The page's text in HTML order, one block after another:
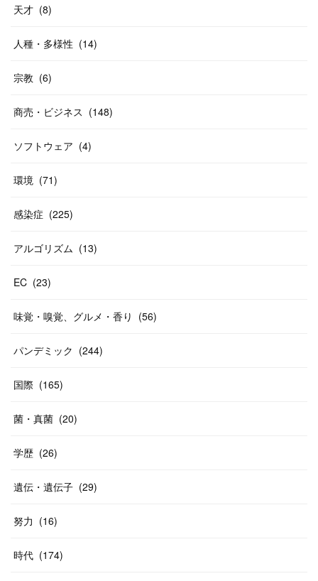
天才 (8)
人種・多様性 (14)
宗教 (6)
商売・ビジネス (148)
ソフトウェア (4)
環境 (71)
感染症 (225)
アルゴリズム (13)
EC (23)
味覚・嗅覚、グルメ・香り (56)
パンデミック (244)
国際 (165)
菌・真菌 (20)
学歴 (26)
遺伝・遺伝子 (29)
努力 (16)
時代 (174)